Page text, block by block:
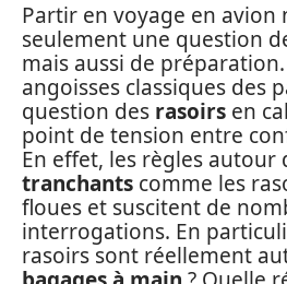
Partir en voyage en avion
seulement une question
mais aussi de
angoisses classiques des
question des rasoirs en
point de tension entre
En effet, les règles autour
tranchants comme les
floues et suscitent de
interrogations. En
rasoirs sont réellement